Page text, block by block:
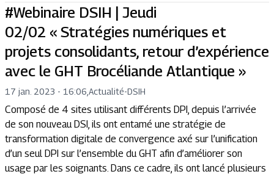
#Webinaire DSIH | Jeudi
02/02 « Stratégies numériques et
projets consolidants, retour d’expérience
avec le GHT Brocéliande Atlantique »
17 jan. 2023 - 16:06 Actualité-DSIH
Composé de 4 sites utilisant différents DPI, depuis l’arrivée
de son nouveau DSI, ils ont entamé une stratégie de
transformation digitale de convergence axé sur l’unification
d’un seul DPI sur l’ensemble du GHT afin d’améliorer son
usage par les soignants. Dans ce cadre, ils ont lancé plusieurs